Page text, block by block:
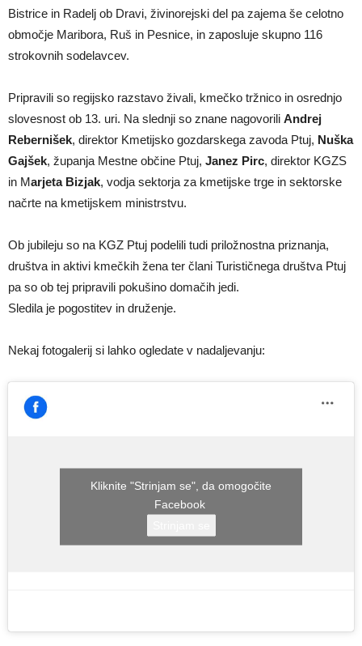
Bistrice in Radelj ob Dravi, živinorejski del pa zajema še celotno
območje Maribora, Ruš in Pesnice, in zaposluje skupno 116
strokovnih sodelavcev.
Pripravili so regijsko razstavo živali, kmečko tržnico in osrednjo
slovesnost ob 13. uri. Na slednji so znane nagovorili Andrej
Rebernišek, direktor Kmetijsko gozdarskega zavoda Ptuj, Nuška
Gajšek, županja Mestne občine Ptuj, Janez Pirc, direktor KGZS
in Marjeta Bizjak, vodja sektorja za kmetijske trge in sektorske
načrte na kmetijskem ministrstvu.
Ob jubileju so na KGZ Ptuj podelili tudi priložnostna priznanja,
društva in aktivi kmečkih žena ter člani Turističnega društva Ptuj
pa so ob tej pripravili pokušino domačih jedi.
Sledila je pogostitev in druženje.
Nekaj fotogalerij si lahko ogledate v nadaljevanju:
Kliknite "Strinjam se", da omogočite
Facebook